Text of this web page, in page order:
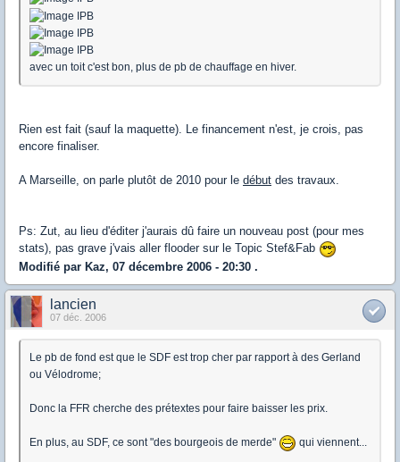
avec un toit c'est bon, plus de pb de chauffage en hiver.
Rien est fait (sauf la maquette). Le financement n'est, je crois, pas
encore finaliser.
A Marseille, on parle plutôt de 2010 pour le début des travaux.
Ps: Zut, au lieu d'éditer j'aurais dû faire un nouveau post (pour mes
stats), pas grave j'vais aller flooder sur le Topic Stef&Fab
Modifié par Kaz, 07 décembre 2006 - 20:30 .
lancien
07 déc. 2006
Le pb de fond est que le SDF est trop cher par rapport à des Gerland
ou Vélodrome;
Donc la FFR cherche des prétextes pour faire baisser les prix.
En plus, au SDF, ce sont "des bourgeois de merde" qui viennent...